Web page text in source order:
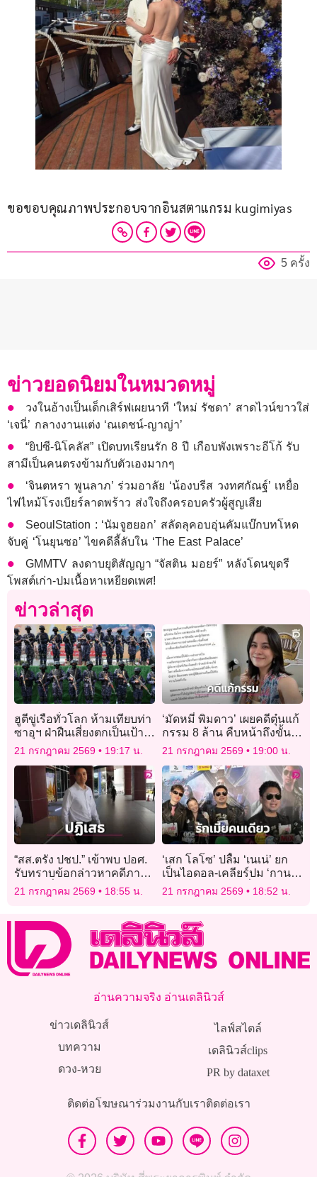
ขอขอบคุณภาพประกอบจากอินสตาแกรม kugimiyas
5 ครั้ง
ข่าวยอดนิยมในหมวดหมู่
วงในอ้างเป็นเด็กเสิร์ฟเผยนาที ‘ใหม่ รัชดา’ สาดไวน์ขาวใส่
‘เจนี่’ กลางงานแต่ง ‘ณเดชน์-ญาญ่า’
“ยิปซี-นิโคลัส” เปิดบทเรียนรัก 8 ปี เกือบพังเพราะอีโก้ รับ
สามีเป็นคนตรงข้ามกับตัวเองมากๆ
‘จินตหรา พูนลาภ’ ร่วมอาลัย ‘น้องบรีส วงทศกัณฐ์’ เหยื่อ
ไฟไหม้โรงเบียร์ลาดพร้าว ส่งใจถึงครอบครัวผู้สูญเสีย
SeoulStation : ‘นัมจูฮยอก’ สลัดลุคอบอุ่นคัมแบ๊กบทโหด
จับคู่ ‘โนยุนซอ’ ไขคดีลี้ลับใน ‘The East Palace’
GMMTV ลงดาบยุติสัญญา “จัสติน มอยร์” หลังโดนขุดรี
โพสต์เก่า-ปมเนื้อหาเหยียดเพศ!
ข่าวล่าสุด
ฮูตีขู่เรือทั่วโลก ห้ามเทียบท่า
ซาอุฯ ฝ่าฝืนเสี่ยงตกเป็นเป้า
โจมตี
21 กรกฎาคม 2569 19:17 น.
‘มัดหมี่ พิมดาว’ เผยคดีตุ๋นแก้
กรรม 8 ล้าน คืบหน้าถึงขั้น
ยึดทรัพย์ ‘อาจารย์ ต.’ แล้ว
21 กรกฎาคม 2569 19:00 น.
“สส.ตรัง ปชป.” เข้าพบ ปอศ.
รับทราบข้อกล่าวหาคดีภาษี
มูลค่าเพิ่ม 6.6 ล้าน ปฏิเสธทุก
21 กรกฎาคม 2569 18:55 น.
‘เสก โลโซ’ ปลื้ม ‘เนเน่’ ยก
เป็นไอดอล-เคลียร์ปม ‘กานต์’
ขายบ้านประกาศลั่นรักเมีย
คนเดียว!
21 กรกฎาคม 2569 18:52 น.
อ่านความจริง อ่านเดลินิวส์
ข่าวเดลินิวส์
บทความ
ดวง-หวย
ไลฟ์สไตล์
เดลินิวส์clips
PR by dataxet
ติดต่อโฆษณาร่วมงานกับเราติดต่อเรา